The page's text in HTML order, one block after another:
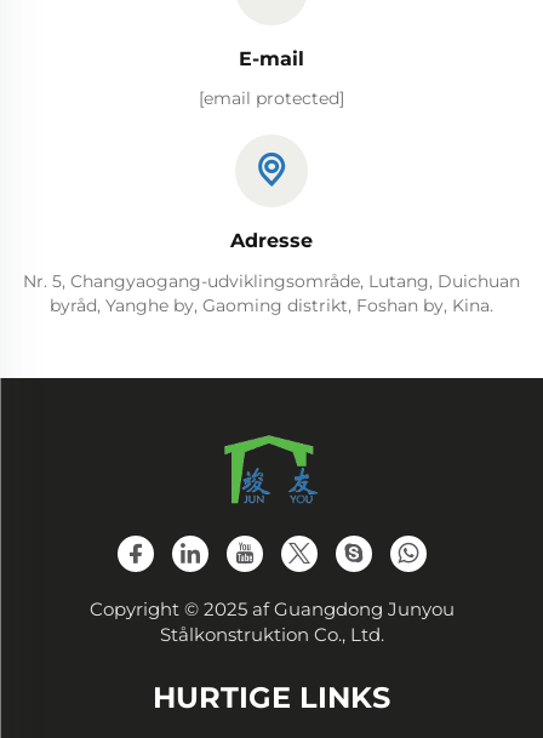
E-mail
[email protected]
Adresse
Nr. 5, Changyaogang-udviklingsområde, Lutang, Duichuan
byråd, Yanghe by, Gaoming distrikt, Foshan by, Kina.
Copyright © 2025 af Guangdong Junyou
Stålkonstruktion Co., Ltd.
HURTIGE LINKS